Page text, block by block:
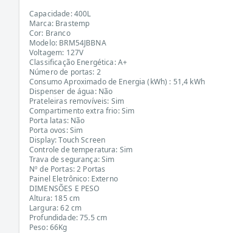
Capacidade: 400L
Marca: Brastemp
Cor: Branco
Modelo: BRM54JBBNA
Voltagem: 127V
Classificação Energética: A+
Número de portas: 2
Consumo Aproximado de Energia (kWh) : 51,4 kWh
Dispenser de água: Não
Prateleiras removíveis: Sim
Compartimento extra frio: Sim
Porta latas: Não
Porta ovos: Sim
Display: Touch Screen
Controle de temperatura: Sim
Trava de segurança: Sim
Nº de Portas: 2 Portas
Painel Eletrônico: Externo
DIMENSÕES E PESO
Altura: 185 cm
Largura: 62 cm
Profundidade: 75.5 cm
Peso: 66Kg